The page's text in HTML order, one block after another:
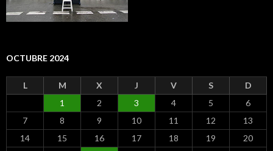
OCTUBRE 2024
L M X J V S D
1 2 3 4 5
6
7
8 9 10 11 12
13
14
15 16 17 18 19
20